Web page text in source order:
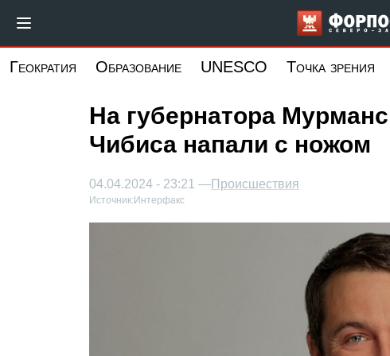
основному
Геократия Образование UNESCO Точка зрения
На губернатора
Чибиса напали с ножом
04.04.2024 - 23:21 —Происшествия
Источник: Интерфакс